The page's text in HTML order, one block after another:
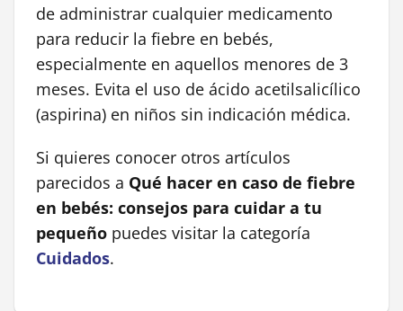
de administrar cualquier medicamento
para reducir la fiebre en bebés,
especialmente en aquellos menores de 3
meses. Evita el uso de ácido acetilsalicílico
(aspirina) en niños sin indicación médica.
Si quieres conocer otros artículos
parecidos a Qué hacer en caso de fiebre
en bebés: consejos para cuidar a tu
pequeño puedes visitar la categoría
Cuidados.